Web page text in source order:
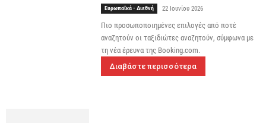
Ευρωπαϊκά - Διεθνή 22 Ιουνίου 2026
Πιο προσωποποιημένες επιλογές από ποτέ
αναζητούν οι ταξιδιώτες αναζητούν, σύμφωνα με
τη νέα έρευνα της Booking.com.
Διαβάστε περισσότερα